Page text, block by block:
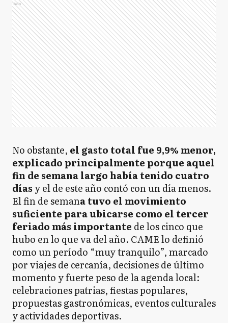
Ads
No obstante, el gasto total fue 9,9% menor,
explicado principalmente porque aquel
fin de semana largo había tenido cuatro
días y el de este año contó con un día menos.
El fin de semana tuvo el movimiento
suficiente para ubicarse como el tercer
feriado más importante de los cinco que
hubo en lo que va del año. CAME lo definió
como un período “muy tranquilo”, marcado
por viajes de cercanía, decisiones de último
momento y fuerte peso de la agenda local:
celebraciones patrias, fiestas populares,
propuestas gastronómicas, eventos culturales
y actividades deportivas.